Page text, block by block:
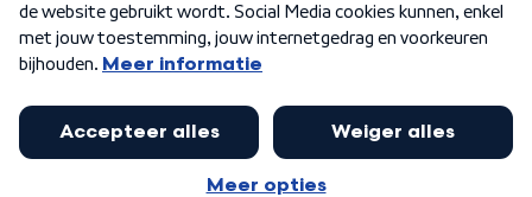
Algemene voorwaarden